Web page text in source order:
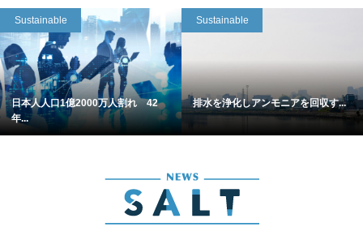
Sustainable
日本人人口1億2000万人割れ 42
年...
Sustainable
排水を浄化しアンモニアを回収す...